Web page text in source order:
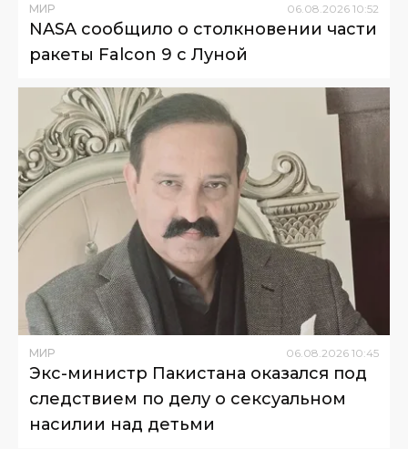
МИР 06 08 2026 10:52
NASA сообщило о столкновении части
ракеты Falcon 9 с Луной
МИР 06.08.2026 10:45
Экс-министр Пакистана оказался под
следствием по делу о сексуальном
насилии над детьми